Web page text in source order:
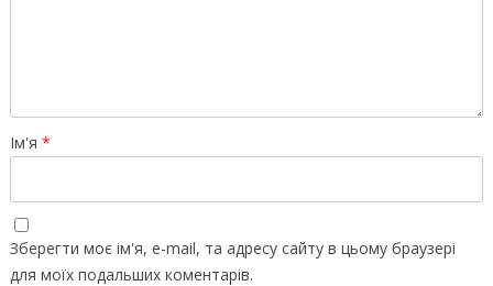
Ім'я *
Зберегти моє ім'я, e-mail, та адресу сайту в цьому браузері
для моїх подальших коментарів.